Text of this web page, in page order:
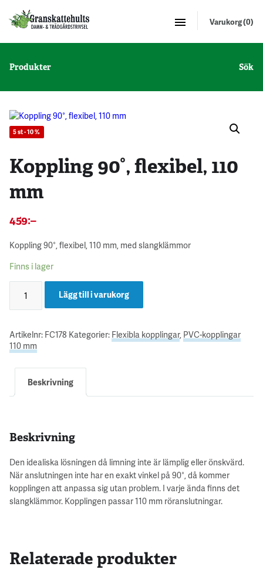
Varukorg (0)
Produkter Sök
5 st - 10 %
Koppling 90°, flexibel, 110
mm
459:–
Koppling 90°, flexibel, 110 mm, med slangklämmor
Finns i lager
Lägg till i varukorg
Artikelnr: FC178 Kategorier: Flexibla kopplingar, PVC-kopplingar
110 mm
Beskrivning
Beskrivning
Den idealiska lösningen då limning inte är lämplig eller önskvärd.
När anslutningen inte har en exakt vinkel på 90°, då kommer
kopplingen att anpassa sig utan problem. I varje ända finns det
slangklämmor. Kopplingen passar 110 mm röranslutningar.
Relaterade produkter